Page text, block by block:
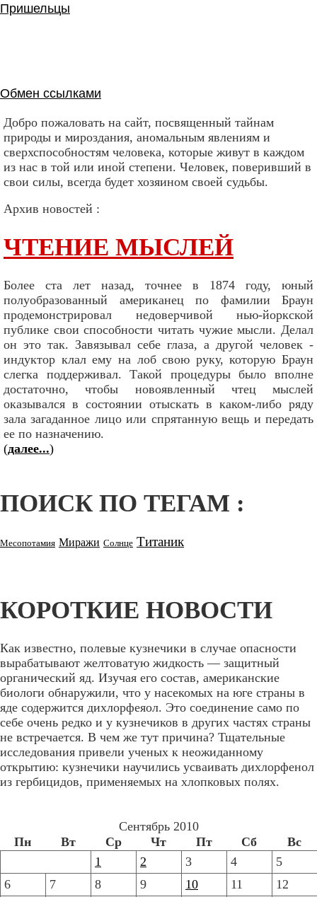
Пришельцы
Обмен ссылками
Добро пожаловать на сайт, посвященный тайнам
природы и мироздания, аномальным явлениям и
сверхспособностям человека, которые живут в каждом
из нас в той или иной степени. Человек, поверивший в
свои силы, всегда будет хозяином своей судьбы.
Архив новостей :
ЧТЕНИЕ МЫСЛЕЙ
Более ста лет назад, точнее в 1874 году, юный
полуобразованный американец по фамилии Браун
продемонстрировал недоверчивой нью-йоркской
публике свои способности читать чужие мысли. Делал
он это так. Завязывал себе глаза, а другой человек -
индуктор клал ему на лоб свою руку, которую Браун
слегка поддерживал. Такой процедуры было вполне
достаточно, чтобы новоявленный чтец мыслей
оказывался в состоянии отыскать в каком-либо ряду
зала загаданное лицо или спрятанную вещь и передать
ее по назначению.
(далее...)
ПОИСК ПО ТЕГАМ :
Месопотамия Миражи Солнце Титаник
КОРОТКИЕ НОВОСТИ
Как известно, полевые кузнечики в случае опасности
вырабатывают желтоватую жидкость — защитный
органический яд. Изучая его состав, американские
биологи обнаружили, что у насекомых на юге страны в
яде содержится дихлорфеяол. Это соединение само по
себе очень редко и у кузнечиков в других частях страны
не встречается. В чем же тут причина? Тщательные
исследования привели ученых к неожиданному
открытию: кузнечики научились усваивать дихлорфенол
из гербицидов, применяемых на хлопковых полях.
Сентябрь 2010
Пн
Вт Ср Чт Пт Сб
Вс
1
2 3 4
5
6
7 8 9 10 11 12